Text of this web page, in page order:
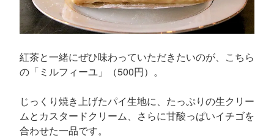
紅茶と一緒にぜひ味わっていただきたいのが、こちら
の「ミルフィーユ」（500円）。
じっくり焼き上げたパイ生地に、たっぷりの生クリー
ムとカスタードクリーム、さらに甘酸っぱいイチゴを
合わせた一品です。